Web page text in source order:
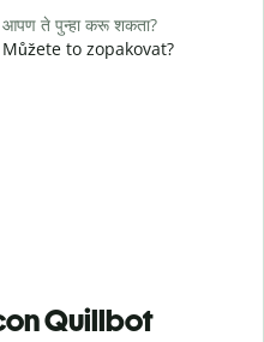
आपण ते पुन्हा करू शकता?
Můžete to zopakovat?
Quillbot